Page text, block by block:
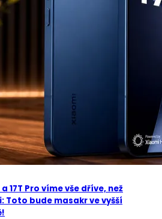
a 17T Pro víme vše dříve, než
Toto bude masakr ve vyšší